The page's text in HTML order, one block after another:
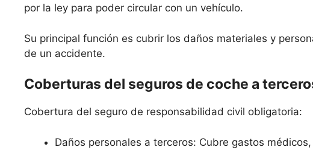
por la ley para poder circular con un vehículo.
Su principal función es cubrir los daños materiales y
de un accidente.
Coberturas del seguros de coche a
Cobertura del seguro de responsabilidad civil obligatoria:
Daños personales a terceros: Cubre gastos